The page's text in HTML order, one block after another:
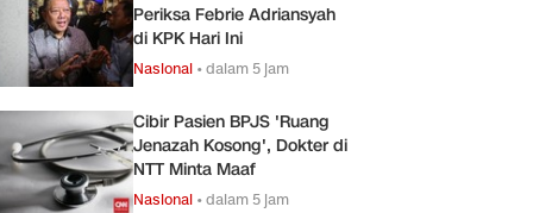
Periksa Febrie Adriansyah
di KPK Hari Ini
Nasional •dalam 5 jam
Cibir Pasien BPJS 'Ruang
Jenazah Kosong', Dokter di
NTT Minta Maaf
Nasional •dalam 5 jam